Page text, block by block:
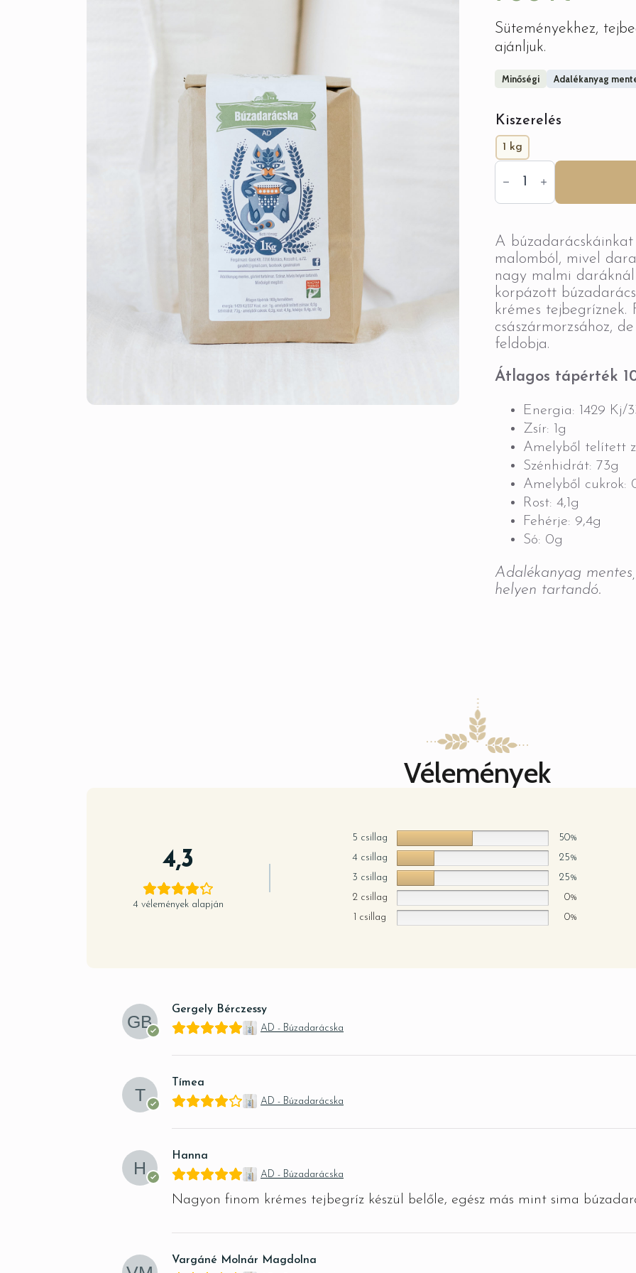
Süteményekhez,
ajánljuk.
Minőségi Adalékanyag
Kiszerelés
1 kg
AD
mennyiség
A
malomból, mivel
nagy malmi daráknál
korpázott
krémes tejbegríznek.
császármorzsához,
feldobja.
Átlagos tápérték
Energia: 1429 Kj/
Zsír: 1g
Amelyből telített
Szénhidrát: 73g
Amelyből cukrok:
Rost: 4,1g
Fehérje: 9,4g
Só: 0g
Adalékanyag
helyen tartandó.
Vélemények
4,3
4 vélemények alapján
5 csillag
50%
4 csillag
25%
3 csillag
25%
2 csillag
0%
1 csillag
0%
Gergely Bérczessy
AD - Búzadarácska
Tímea
AD - Búzadarácska
Hanna
AD - Búzadarácska
Nagyon finom krémes tejbegríz készül belőle, egész más mint sima
Vargáné Molnár Magdolna